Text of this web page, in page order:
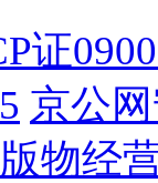
证
京公
物经